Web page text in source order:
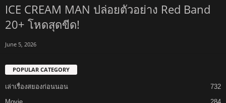
ICE CREAM MAN ปล่อยตัวอย่าง Red Band
20+ โหดสุดขีด!
June 5, 2026
POPULAR CATEGORY
เล่าเรื่องสยองก่อนนอน
732